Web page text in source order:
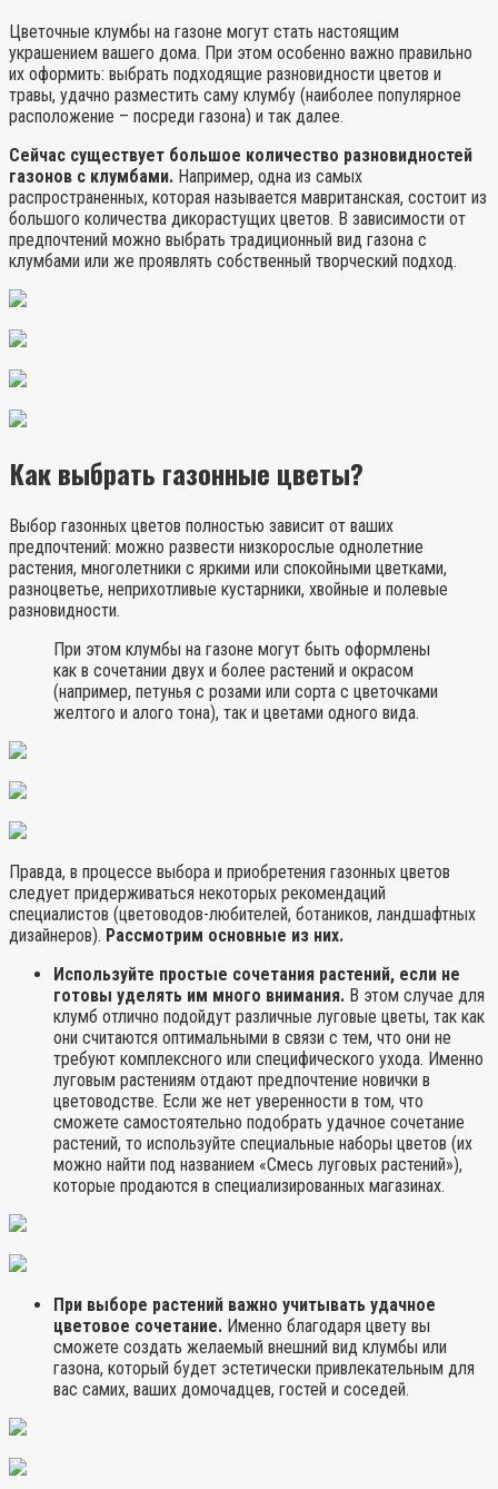
Цветочные клумбы на газоне могут стать настоящим
украшением вашего дома. При этом особенно важно правильно
их оформить: выбрать подходящие разновидности цветов и
травы, удачно разместить саму клумбу (наиболее популярное
расположение – посреди газона) и так далее.
Сейчас существует большое количество разновидностей
газонов с клумбами. Например, одна из самых
распространенных, которая называется мавританская, состоит из
большого количества дикорастущих цветов. В зависимости от
предпочтений можно выбрать традиционный вид газона с
клумбами или же проявлять собственный творческий подход.
Как выбрать газонные цветы?
Выбор газонных цветов полностью зависит от ваших
предпочтений: можно развести низкорослые однолетние
растения, многолетники с яркими или спокойными цветками,
разноцветье, неприхотливые кустарники, хвойные и полевые
разновидности.
При этом клумбы на газоне могут быть оформлены
как в сочетании двух и более растений и окрасом
(например, петунья с розами или сорта с цветочками
желтого и алого тона), так и цветами одного вида.
Правда, в процессе выбора и приобретения газонных цветов
следует придерживаться некоторых рекомендаций
специалистов (цветоводов-любителей, ботаников, ландшафтных
дизайнеров). Рассмотрим основные из них.
Используйте простые сочетания растений, если не
готовы уделять им много внимания. В этом случае для
клумб отлично подойдут различные луговые цветы, так как
они считаются оптимальными в связи с тем, что они не
требуют комплексного или специфического ухода. Именно
луговым растениям отдают предпочтение новички в
цветоводстве. Если же нет уверенности в том, что
сможете самостоятельно подобрать удачное сочетание
растений, то используйте специальные наборы цветов (их
можно найти под названием «Смесь луговых растений»),
которые продаются в специализированных магазинах.
При выборе растений важно учитывать удачное
цветовое сочетание. Именно благодаря цвету вы
сможете создать желаемый внешний вид клумбы или
газона, который будет эстетически привлекательным для
вас самих, ваших домочадцев, гостей и соседей.